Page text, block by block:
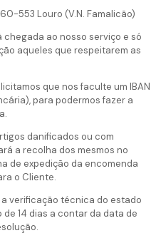
553 Louro (V.N. Famalicão)
ao nosso serviço e só
aqueles que respeitarem as
que nos faculte um IBAN
para podermos fazer a
danificados ou com
a recolha dos mesmos no
de expedição da encomenda
o Cliente.
verificação técnica do estado
14 dias a contar da data de